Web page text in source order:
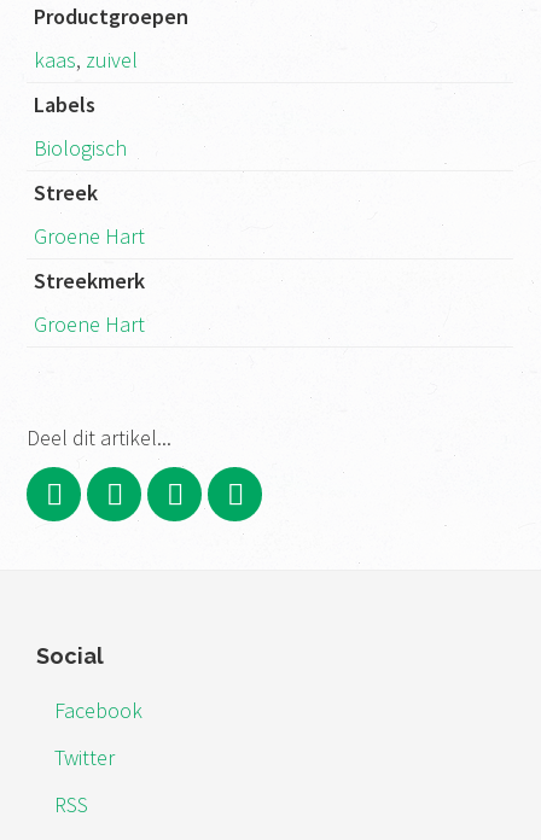
Productgroepen
kaas, zuivel
Labels
Biologisch
Streek
Groene Hart
Streekmerk
Groene Hart
Deel dit artikel...
Footer
Social
Facebook
Twitter
RSS